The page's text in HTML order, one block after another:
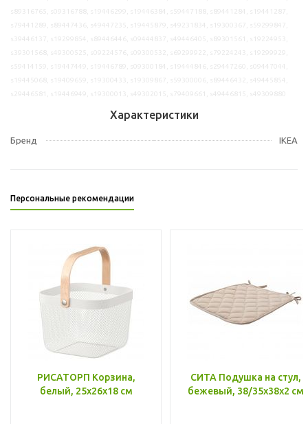
Характеристики
Бренд IKEA
Персональные рекомендации
РИСАТОРП Корзина,
белый, 25x26x18 см
СИТА Подушка на стул,
бежевый, 38/35x38x2 см